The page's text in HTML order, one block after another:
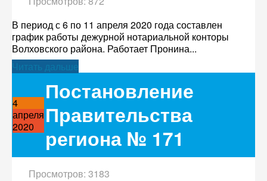
В период с 6 по 11 апреля 2020 года составлен
график работы дежурной нотариальной конторы
Волховского района. Работает Пронина...
Читать дальше
4
апреля
2020
Постановление
Правительства
региона № 171
Просмотров: 3183